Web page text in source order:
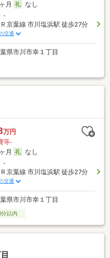
月
なし
Ｒ京葉線 市川塩浜駅 徒歩27分
交通
県市川市幸１丁目
万円
等-
月
なし
Ｒ京葉線 市川塩浜駅 徒歩27分
交通
県市川市幸１丁目
以内